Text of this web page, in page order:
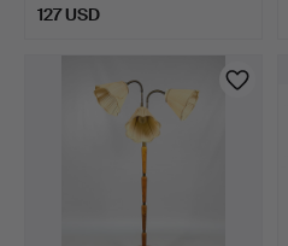
127 USD